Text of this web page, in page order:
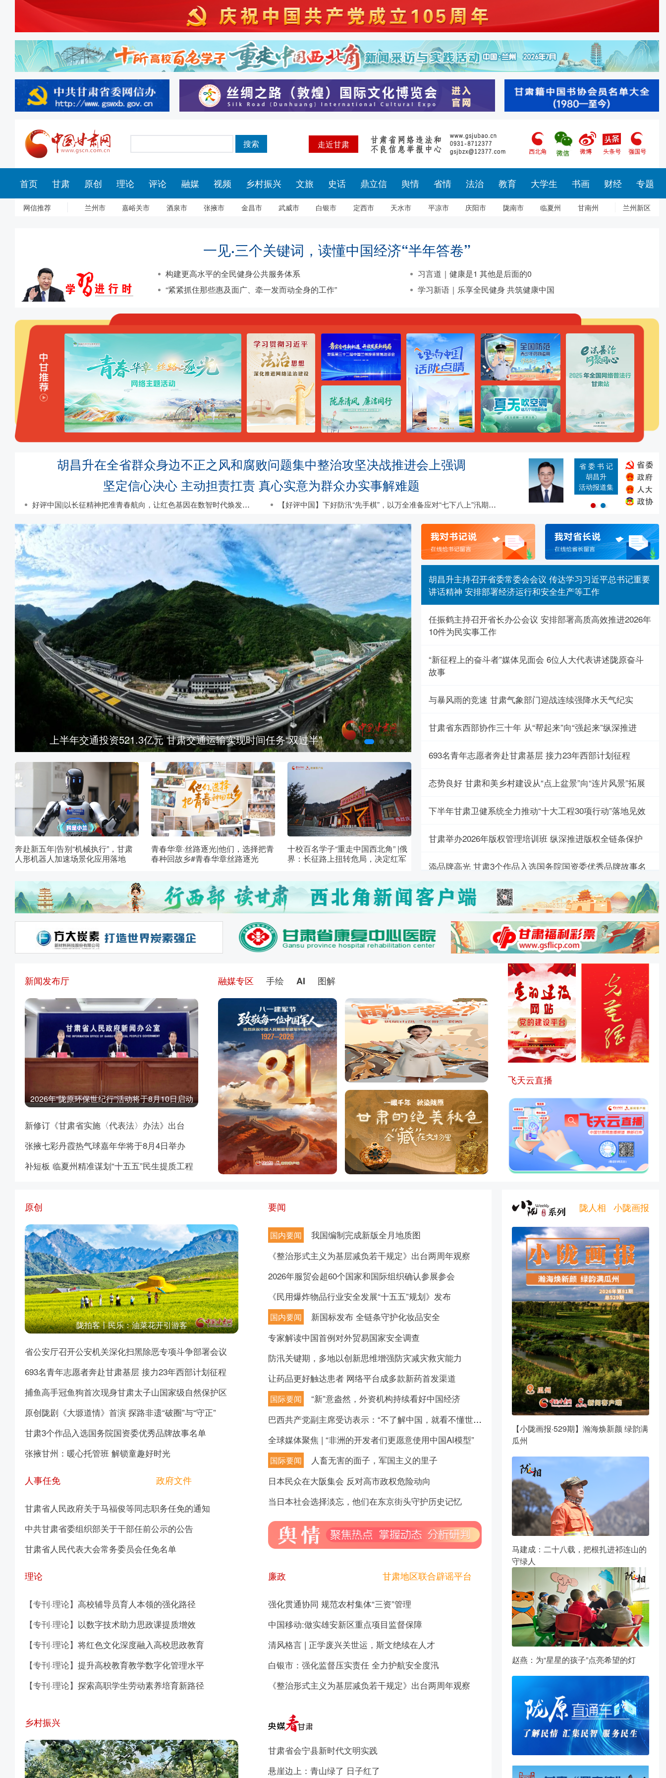
搜索 走近甘肃
首页 甘肃 原创 理论 评论 融媒 视频 乡村振兴 文旅 史话 鼎立信 舆情 省情 法治 教育 大学生 书画 财经 专题
网信推荐 兰州市 嘉峪关市 酒泉市 张掖市 金昌市 武威市 白银市 定西市 天水市 平凉市 庆阳市 陇南市 临夏州 甘南州 兰州新区
一见·三个关键词，读懂中国经济“半年答卷”
构建更高水平的全民健身公共服务体系
习言道｜健康是1 其他是后面的0
“紧紧抓住那些惠及面广、牵一发而动全身的工作”
学习新语｜乐享全民健身 共筑健康中国
胡昌升在全省群众身边不正之风和腐败问题集中整治攻坚决战推进会上强调
坚定信心决心 主动担责扛责 真心实意为群众办实事解难题
好评中国|以长征精神把准青春航向，让红色基因在数智时代焕发新生 【好评中国】下好防汛“先手棋”，以万全准备应对“七下八上”汛期大考
省 委 书 记
胡昌升
活动报道集
陇拍客丨民乐：油菜花开引游客
奔赴新五年|告别“机械执行”，甘肃
人形机器人加速场景化应用落地
青春华章·丝路逐光|他们，选择把青
春种回故乡#青春华章丝路逐光
十校百名学子“重走中国西北角” |俄
界：长征路上扭转危局，决定红军
胡昌升主持召开省委常委会会议 传达学习习近平总书记重要
讲话精神 安排部署经济运行和安全生产等工作
任振鹤主持召开省长办公会议 安排部署高质高效推进2026年
10件为民实事工作
“新征程上的奋斗者”媒体见面会 6位人大代表讲述陇原奋斗
故事
与暴风雨的竞速 甘肃气象部门迎战连续强降水天气纪实
甘肃省东西部协作三十年 从“帮起来”向“强起来”纵深推进
693名青年志愿者奔赴甘肃基层 接力23年西部计划征程
态势良好 甘肃和美乡村建设从“点上盆景”向“连片风景”拓展
下半年甘肃卫健系统全力推动“十大工程30项行动”落地见效
甘肃举办2026年版权管理培训班 纵深推进版权全链条保护
添品牌高光 甘肃3个作品入选国务院国资委优秀品牌故事名
单
甘肃省创新食品安全社会共治模式 外卖骑手变身“移动哨兵”
甘肃省全力维护收购市场秩序开展夏粮收购专项监督检查
黄河上游及祁连山地区生态建设专家服务团活动在张掖启动
新闻发布厅
2026年“陇原环保世纪行”活动将于8月10日启动
新修订《甘肃省实施〈代表法〉办法》出台
张掖七彩丹霞热气球嘉年华将于8月4日举办
补短板 临夏州精准谋划“十五五”民生提质工程
融媒专区 手绘 AI 图解
飞天云直播
原创
陇拍客丨民乐：油菜花开引游客
省公安厅召开公安机关深化扫黑除恶专项斗争部署会议
693名青年志愿者奔赴甘肃基层 接力23年西部计划征程
捕鱼高手冠鱼狗首次现身甘肃太子山国家级自然保护区
原创陇剧《大塬道情》首演 探路非遗“破圈”与“守正”
甘肃3个作品入选国务院国资委优秀品牌故事名单
张掖甘州：暖心托管班 解锁童趣好时光
人事任免 政府文件
甘肃省人民政府关于马福俊等同志职务任免的通知
中共甘肃省委组织部关于干部任前公示的公告
甘肃省人民代表大会常务委员会任免名单
要闻
国内要闻
我国编制完成新版全月地质图
《整治形式主义为基层减负若干规定》出台两周年观察
2026年服贸会超60个国家和国际组织确认参展参会
《民用爆炸物品行业安全发展“十五五”规划》发布
国内要闻
新国标发布 全链条守护化妆品安全
专家解读中国首例对外贸易国家安全调查
防汛关键期，多地以创新思维增强防灾减灾救灾能力
让药品更好触达患者 网络平台成多款新药首发渠道
国际要闻
“新”意盎然，外资机构持续看好中国经济
巴西共产党副主席受访表示：“不了解中国，就看不懂世界”
全球媒体聚焦 | “非洲的开发者们更愿意使用中国AI模型”
国际要闻
人畜无害的面子，军国主义的里子
日本民众在大阪集会 反对高市政权危险动向
当日本社会选择淡忘，他们在东京街头守护历史记忆
理论
【专刊·理论】 高校辅导员育人本领的强化路径
【专刊·理论】 以数字技术助力思政课提质增效
【专刊·理论】 将红色文化深度融入高校思政教育
【专刊·理论】 提升高校教育教学数字化管理水平
【专刊·理论】 探索高职学生劳动素养培育新路径
廉政 甘肃地区联合辟谣平台
强化贯通协同 规范农村集体“三资”管理
中国移动:做实雄安新区重点项目监督保障
清风格言 | 正学废兴关世运，斯文绝续在人才
白银市：强化监督压实责任 全力护航安全度汛
《整治形式主义为基层减负若干规定》出台两周年观察
乡村振兴
甘肃省会宁县新时代文明实践
悬崖边上：青山绿了 日子红了
小陇画报
陇人相
【小陇画报·529期】瀚海焕新颜 绿韵满
瓜州
马建成：二十八载，把根扎进祁连山的
守绿人
赵燕：为“星星的孩子”点亮希望的灯